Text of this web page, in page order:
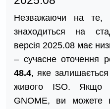
Незважаючи на
знаходиться на
версія 2025.08 має
– сучасне оточення
48.4, яке
живого ISO. Якщо
GNOME, ви можете